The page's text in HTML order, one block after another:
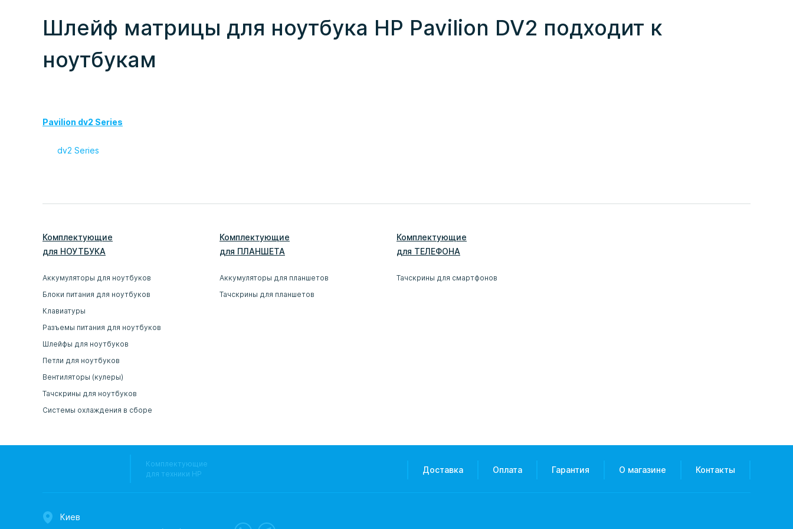
Шлейф матрицы для ноутбука HP Pavilion DV2 подходит к
ноутбукам
Pavilion dv2 Series
dv2 Series
Комплектующие
для НОУТБУКА
Аккумуляторы для ноутбуков
Блоки питания для ноутбуков
Клавиатуры
Разъемы питания для ноутбуков
Шлейфы для ноутбуков
Петли для ноутбуков
Вентиляторы (кулеры)
Тачскрины для ноутбуков
Системы охлаждения в сборе
Комплектующие
для ПЛАНШЕТА
Аккумуляторы для планшетов
Тачскрины для планшетов
Комплектующие
для ТЕЛЕФОНА
Тачскрины для смартфонов
Комплектующие
для техники HP
Доставка Оплата Гарантия О магазине Контакты
Киев